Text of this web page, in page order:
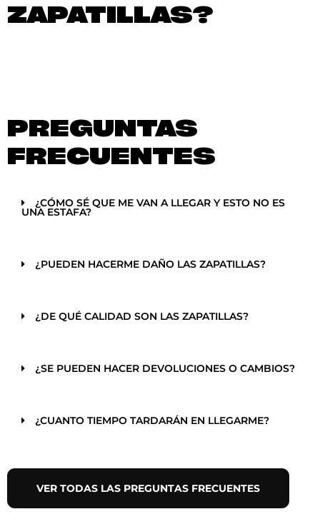
ZAPATILLAS?
PREGUNTAS
FRECUENTES
¿CÓMO SÉ QUE ME VAN A LLEGAR Y ESTO NO ES
UNA ESTAFA?
¿PUEDEN HACERME DAÑO LAS ZAPATILLAS?
¿DE QUÉ CALIDAD SON LAS ZAPATILLAS?
¿SE PUEDEN HACER DEVOLUCIONES O CAMBIOS?
¿CUANTO TIEMPO TARDARÁN EN LLEGARME?
VER TODAS LAS PREGUNTAS FRECUENTES